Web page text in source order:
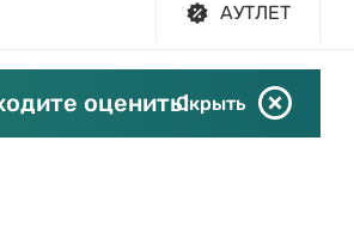
АУТЛЕТ
оценить!Скрыть